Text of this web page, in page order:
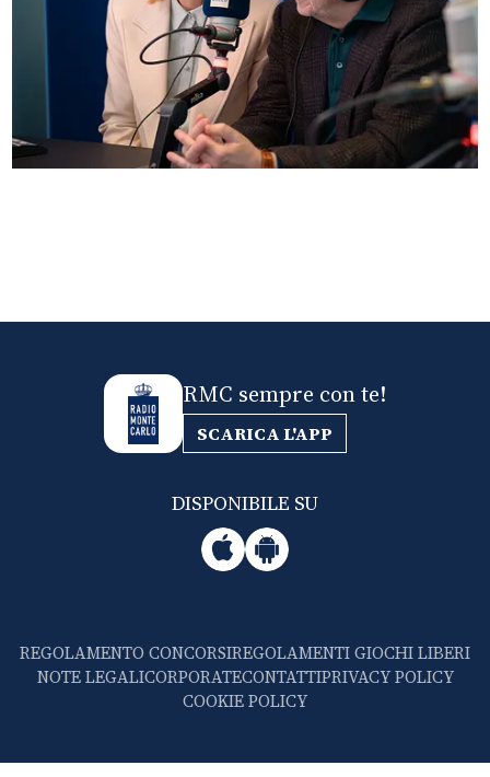
RMC sempre con te!
SCARICA L'APP
DISPONIBILE SU
REGOLAMENTO CONCORSIREGOLAMENTI GIOCHI LIBERI
NOTE LEGALICORPORATECONTATTIPRIVACY POLICY
COOKIE POLICY